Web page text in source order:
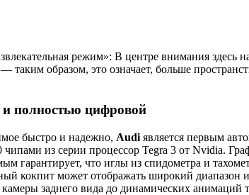
режим»: В центре внимания здесь
таким образом, это означает, больше
полностью цифровой
быстро и надежно, Audiявляется первым
из серии процессор Tegra 3 от Nvidia.
гарантирует, что иглы из спидометра и
кокпит может отображать широкий
заднего вида до динамических анимаций